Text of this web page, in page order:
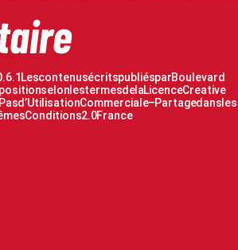
Les contenus écrits publiés par Boulevard
selon les termes de la Licence Creative
d’Utilisation Commerciale – Partage dans les
Conditions 2.0 France